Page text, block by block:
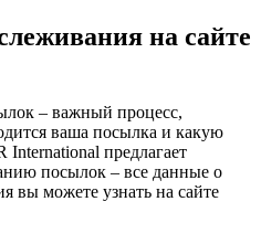
на сайте
– важный процесс,
ваша посылка и какую
предлагает
посылок – все данные о
вы можете узнать на сайте